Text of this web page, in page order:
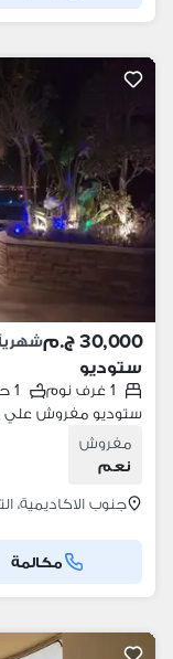
30,000 ج.م شهرياً
ستوديو
1 غرف نوم 1 حمامات
مفروش
نعم
جنوب الاكاديمية،
مكالمة